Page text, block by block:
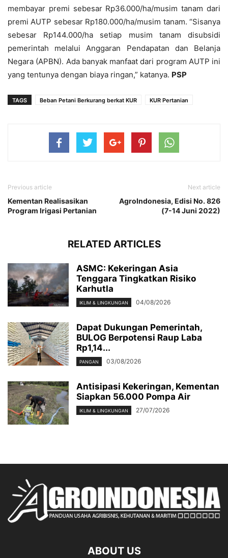
membayar premi sebesar Rp36.000/ha/musim tanam dari
premi AUTP sebesar Rp180.000/ha/musim tanam. “Sisanya
sebesar Rp144.000/ha setiap musim tanam disubsidi
pemerintah melalui Anggaran Pendapatan dan Belanja
Negara (APBN). Ada banyak manfaat dari program AUTP ini
yang tentunya dengan biaya ringan,” katanya. PSP
TAGS Beban Petani Berkurang berkat KUR KUR Pertanian
Previous article
Kementan Realisasikan
Program Irigasi Pertanian
Next article
AgroIndonesia, Edisi No. 826
(7-14 Juni 2022)
RELATED ARTICLES
ASMC: Kekeringan Asia
Tenggara Tingkatkan Risiko
Karhutla
IKLIM & LINGKUNGAN 04/08/2026
Dapat Dukungan Pemerintah,
BULOG Berpotensi Raup Laba
Rp1,14...
PANGAN 03/08/2026
Antisipasi Kekeringan, Kementan
Siapkan 56.000 Pompa Air
IKLIM & LINGKUNGAN 27/07/2026
ABOUT US